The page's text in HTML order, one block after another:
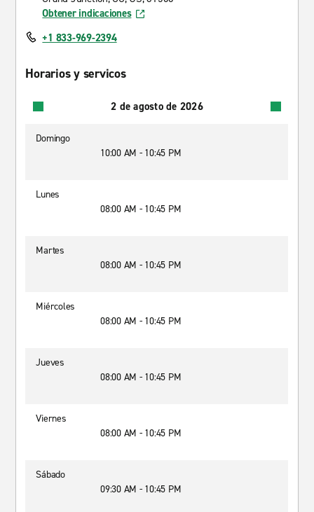
Obtener indicaciones
+1 833-969-2394
Horarios y servicos
2 de agosto de 2026
Domingo
10:00 AM - 10:45 PM
Lunes
08:00 AM - 10:45 PM
Martes
08:00 AM - 10:45 PM
Miércoles
08:00 AM - 10:45 PM
Jueves
08:00 AM - 10:45 PM
Viernes
08:00 AM - 10:45 PM
Sábado
09:30 AM - 10:45 PM